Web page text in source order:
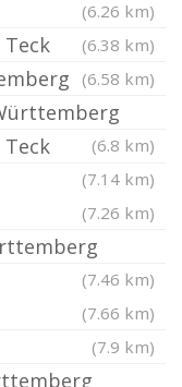
(6.26 km)
(6.38 km)
(6.58 km)
(6.8 km)
(7.14 km)
(7.26 km)
(7.46 km)
(7.66 km)
(7.9 km)